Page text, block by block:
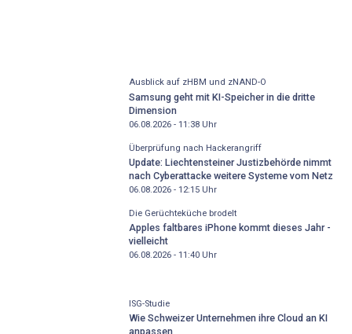
Ausblick auf zHBM und zNAND-O
Samsung geht mit KI-Speicher in die dritte
Dimension
06.08.2026 - 11:38Uhr
Überprüfung nach Hackerangriff
Update: Liechtensteiner Justizbehörde nimmt
nach Cyberattacke weitere Systeme vom Netz
06.08.2026 - 12:15Uhr
Die Gerüchteküche brodelt
Apples faltbares iPhone kommt dieses Jahr -
vielleicht
06.08.2026 - 11:40Uhr
ISG-Studie
Wie Schweizer Unternehmen ihre Cloud an KI
anpassen